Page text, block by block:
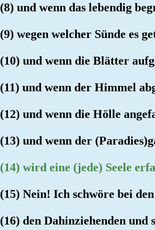
(8) und wenn das lebendig
(9) wegen welcher Sünde es
(10) und wenn die Blätter
(11) und wenn der Himmel
(12) und wenn die Hölle
(13) und wenn der
(14) wird eine (jede) Seele
(15) Nein! Ich schwöre bei
(16) den Dahinziehenden und